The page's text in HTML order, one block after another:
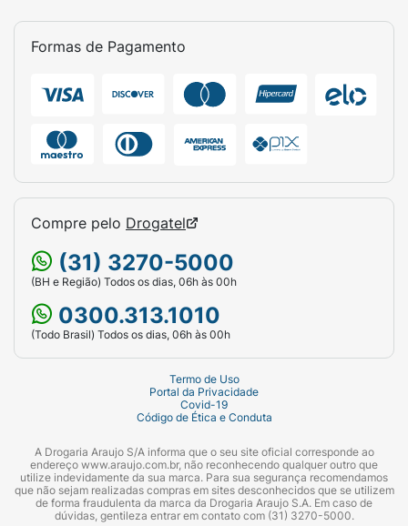
Formas de Pagamento
Compre pelo Drogatel
(31) 3270-5000
(BH e Região) Todos os dias, 06h às 00h
0300.313.1010
(Todo Brasil) Todos os dias, 06h às 00h
Termo de Uso
Portal da Privacidade
Covid-19
Código de Ética e Conduta
A Drogaria Araujo S/A informa que o seu site oficial corresponde ao
endereço www.araujo.com.br, não reconhecendo qualquer outro que
utilize indevidamente da sua marca. Para sua segurança recomendamos
que não sejam realizadas compras em sites desconhecidos que se utilizem
de forma fraudulenta da marca da Drogaria Araujo S.A. Em caso de
dúvidas, gentileza entrar em contato com (31) 3270-5000.